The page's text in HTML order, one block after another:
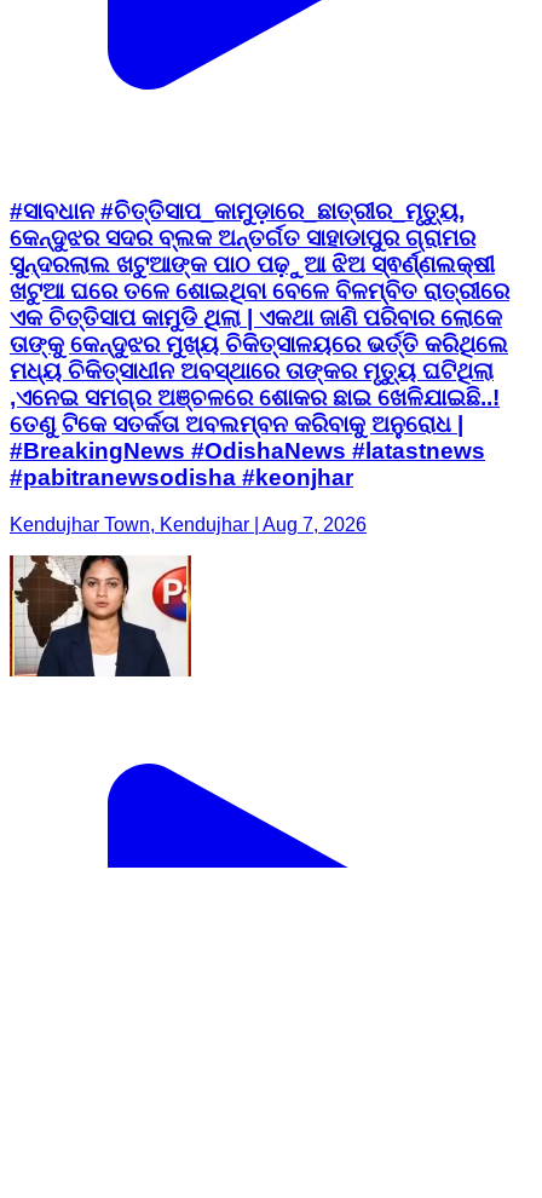
#ସାବଧାନ #ଚିତ୍ତିସାପ_କାମୁଡ଼ାରେ_ଛାତ୍ରୀର_ମୃତ୍ୟୁ,
କେନ୍ଦୁଝର ସଦର ବ୍ଲକ ଅନ୍ତର୍ଗତ ସାହାଡାପୁର ଗ୍ରାମର
ସୁନ୍ଦରଲାଲ ଖଟୁଆଙ୍କ ପାଠ ପଢ଼ୁଆ ଝିଅ ସ୍ଵର୍ଣ୍ଣଲକ୍ଷୀ
ଖଟୁଆ ଘରେ ତଳେ ଶୋଇଥିବା ବେଳେ ବିଳମ୍ବିତ ରାତ୍ରୀରେ
ଏକ ଚିତ୍ତିସାପ କାମୁଡି ଥିଲା | ଏକଥା ଜାଣି ପରିବାର ଲୋକେ
ତାଙ୍କୁ କେନ୍ଦୁଝର ମୁଖ୍ୟ ଚିକିତ୍ସାଳୟରେ ଭର୍ତ୍ତି କରିଥିଲେ
ମଧ୍ୟ ଚିକିତ୍ସାଧୀନ ଅବସ୍ଥାରେ ତାଙ୍କର ମୃତ୍ୟୁ ଘଟିଥିଲା
,ଏନେଇ ସମଗ୍ର ଅଞ୍ଚଳରେ ଶୋକର ଛାଇ ଖେଳିଯାଇଛି..!
ତେଣୁ ଟିକେ ସତର୍କତା ଅବଲମ୍ବନ କରିବାକୁ ଅନୁରୋଧ |
#BreakingNews #OdishaNews #latastnews
#pabitranewsodisha #keonjhar
Kendujhar Town, Kendujhar | Aug 7, 2026